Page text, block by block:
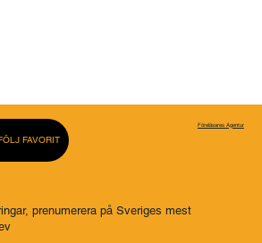
Föreläsares Agentur
FAVORIT
prenumerera på Sveriges mest